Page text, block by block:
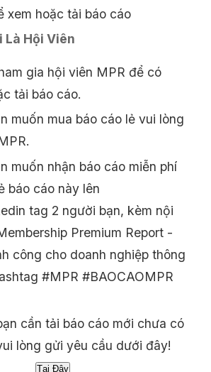
xem hoặc tải báo cáo
Là Hội Viên
gia hội viên MPR để có
tải báo cáo.
muốn mua báo cáo lẻ vui lòng
muốn nhận báo cáo miễn phí
báo cáo này lên
tag 2 người bạn, kèm nội
Premium Report -
công cho doanh nghiệp thông
#MPR #BAOCAOMPR
cần tải báo cáo mới chưa có
lòng gửi yêu cầu dưới đây!